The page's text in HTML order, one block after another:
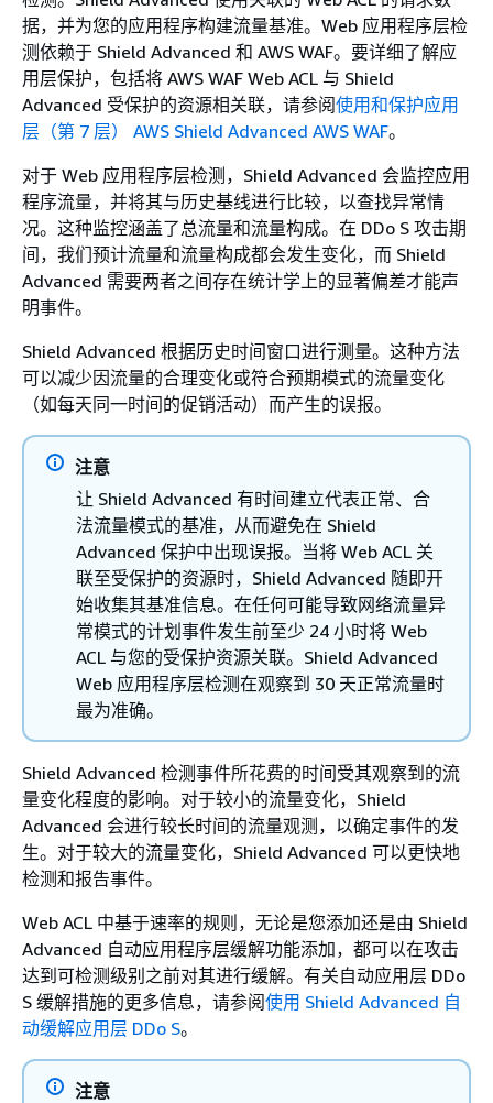
据，并为您的应用程序构建流量基准。Web 应用程序层检
测依赖于 Shield Advanced 和 AWS WAF。要详细了解应
用层保护，包括将 AWS WAF Web ACL 与 Shield
Advanced 受保护的资源相关联，请参阅使用和保护应用
层（第 7 层） AWS Shield Advanced AWS WAF。
对于 Web 应用程序层检测，Shield Advanced 会监控应用
程序流量，并将其与历史基线进行比较，以查找异常情
况。这种监控涵盖了总流量和流量构成。在 DDo S 攻击期
间，我们预计流量和流量构成都会发生变化，而 Shield
Advanced 需要两者之间存在统计学上的显著偏差才能声
明事件。
Shield Advanced 根据历史时间窗口进行测量。这种方法
可以减少因流量的合理变化或符合预期模式的流量变化
（如每天同一时间的促销活动）而产生的误报。
注意
让 Shield Advanced 有时间建立代表正常、合
法流量模式的基准，从而避免在 Shield
Advanced 保护中出现误报。当将 Web ACL 关
联至受保护的资源时，Shield Advanced 随即开
始收集其基准信息。在任何可能导致网络流量异
常模式的计划事件发生前至少 24 小时将 Web
ACL 与您的受保护资源关联。Shield Advanced
Web 应用程序层检测在观察到 30 天正常流量时
最为准确。
Shield Advanced 检测事件所花费的时间受其观察到的流
量变化程度的影响。对于较小的流量变化，Shield
Advanced 会进行较长时间的流量观测，以确定事件的发
生。对于较大的流量变化，Shield Advanced 可以更快地
检测和报告事件。
Web ACL 中基于速率的规则，无论是您添加还是由 Shield
Advanced 自动应用程序层缓解功能添加，都可以在攻击
达到可检测级别之前对其进行缓解。有关自动应用层 DDo
S 缓解措施的更多信息，请参阅使用 Shield Advanced 自
动缓解应用层 DDo S。
注意